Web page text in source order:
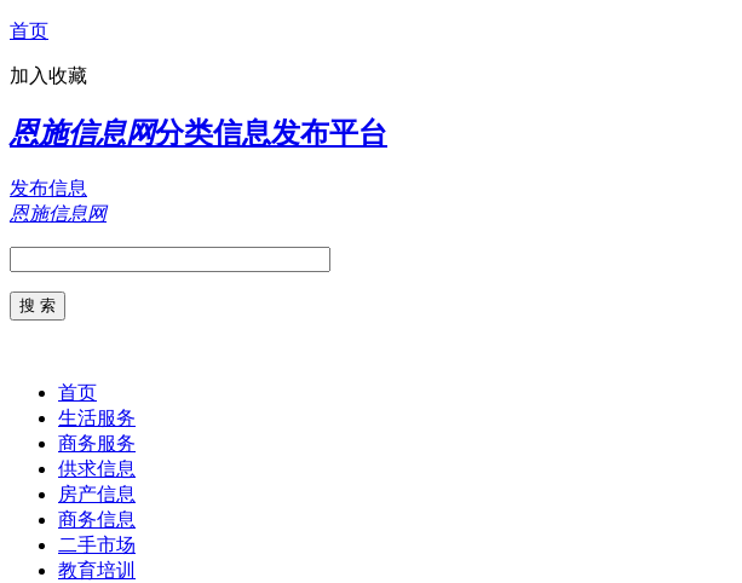
首页
加入收藏
恩施信息网分类信息发布平台
发布信息
恩施信息网
首页
生活服务
商务服务
供求信息
房产信息
商务信息
二手市场
教育培训